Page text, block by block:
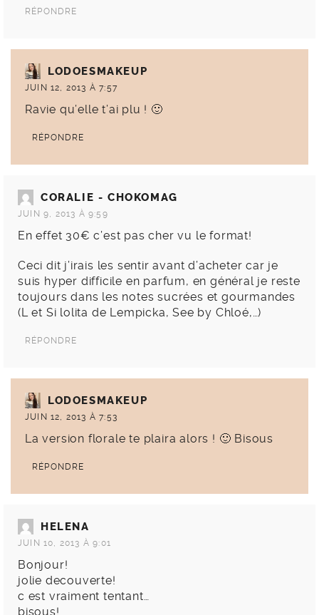
RÉPONDRE
LODOESMAKEUP
JUIN 12, 2013 À 7:57
Ravie qu’elle t’ai plu ! 🙂
RÉPONDRE
CORALIE - CHOKOMAG
JUIN 9, 2013 À 9:59
En effet 30€ c’est pas cher vu le format!
Ceci dit j’irais les sentir avant d’acheter car je
suis hyper difficile en parfum, en général je reste
toujours dans les notes sucrées et gourmandes
(L et Si lolita de Lempicka, See by Chloé,…)
RÉPONDRE
LODOESMAKEUP
JUIN 12, 2013 À 7:53
La version florale te plaira alors ! 🙂 Bisous
RÉPONDRE
HELENA
JUIN 10, 2013 À 9:01
Bonjour!
jolie decouverte!
c est vraiment tentant…
bisous!